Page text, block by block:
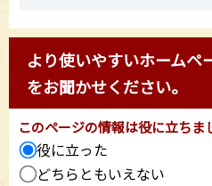
より使いやすいホームペ
をお聞かせください。
このページの情報は役に立ちま
役に立った
どちらともいえない